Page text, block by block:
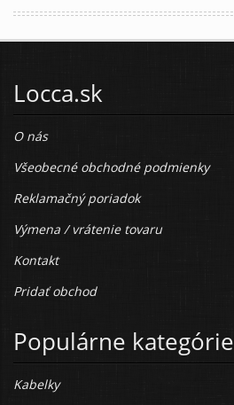
Locca.sk
O nás
Všeobecné obchodné podmienky
Reklamačný poriadok
Výmena / vrátenie tovaru
Kontakt
Pridať obchod
Populárne kategórie
Kabelky